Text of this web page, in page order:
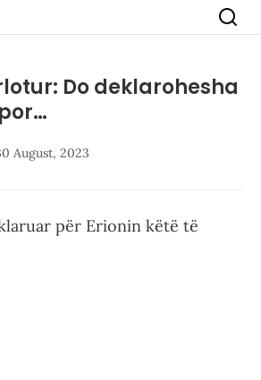
Do deklarohesha
August, 2023
për Erionin këtë të